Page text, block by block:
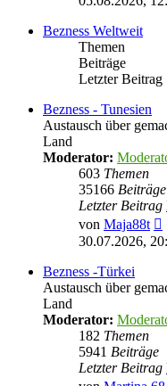
Bezness Weltweit
Themen
Beiträge
Letzter Beitrag
Bezness - Tunesien
Austausch über
Land
Moderator:
603 Themen
35166 Beiträge
Letzter Beitrag
von Maja88t
30.07.2026,
Bezness -Türkei
Austausch über
Land
Moderator:
182 Themen
5941 Beiträge
Letzter Beitrag